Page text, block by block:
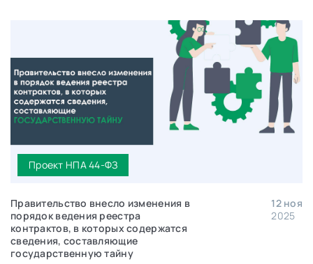
Проект НПА 44-ФЗ
Правительство внесло изменения в
порядок ведения реестра
контрактов, в которых содержатся
сведения, составляющие
государственную тайну
12 ноя
2025